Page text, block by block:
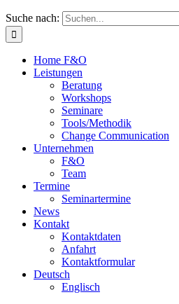
Suche nach:
Home F&O
Leistungen
Beratung
Workshops
Seminare
Tools/Methodik
Change Communication
Unternehmen
F&O
Team
Termine
Seminartermine
News
Kontakt
Kontaktdaten
Anfahrt
Kontaktformular
Deutsch
Englisch